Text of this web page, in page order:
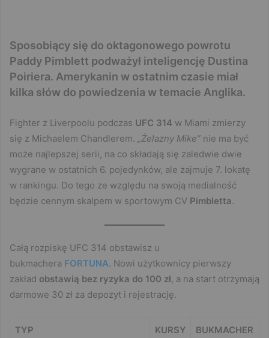
Sposobiący się do oktagonowego powrotu
Paddy Pimblett podważył inteligencję Dustina
Poiriera. Amerykanin w ostatnim czasie miał
kilka słów do powiedzenia w temacie Anglika.
Fighter z Liverpoolu podczas UFC 314 w Miami zmierzy
się z Michaelem Chandlerem.
„Żelazny Mike” nie ma być
może najlepszej serii, na co składają się zaledwie dwie
wygrane w ostatnich 6. pojedynków, ale zajmuje 7. lokatę
w rankingu. Do tego ze względu na swoją medialność
będzie cennym skalpem w sportowym CV Pimbletta.
Całą rozpiskę UFC 314 obstawisz u
bukmachera FORTUNA. Nowi użytkownicy pierwszy
zakład obstawią bez ryzyka do 100 zł, a na start otrzymają
darmowe 30 zł za depozyt i rejestrację.
TYP KURSY BUKMACHER